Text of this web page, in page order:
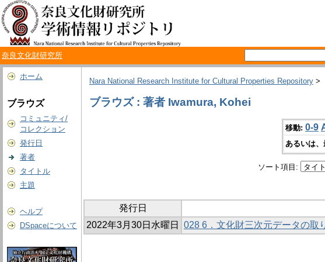
奈良文化財研究所
ホーム
ブラウズ
コミュニティ/
コレクション
発行日
著者
タイトル
主題
ヘルプ
DSpaceについて
Nara National Research Institute for Cultural Properties Repository >
ブラウズ : 著者 Iwamura, Kohei
移動: 0-9
あるいは
ソート項目:
発行日
2022年3月30日水曜日
028 6．文化財三次元データの取